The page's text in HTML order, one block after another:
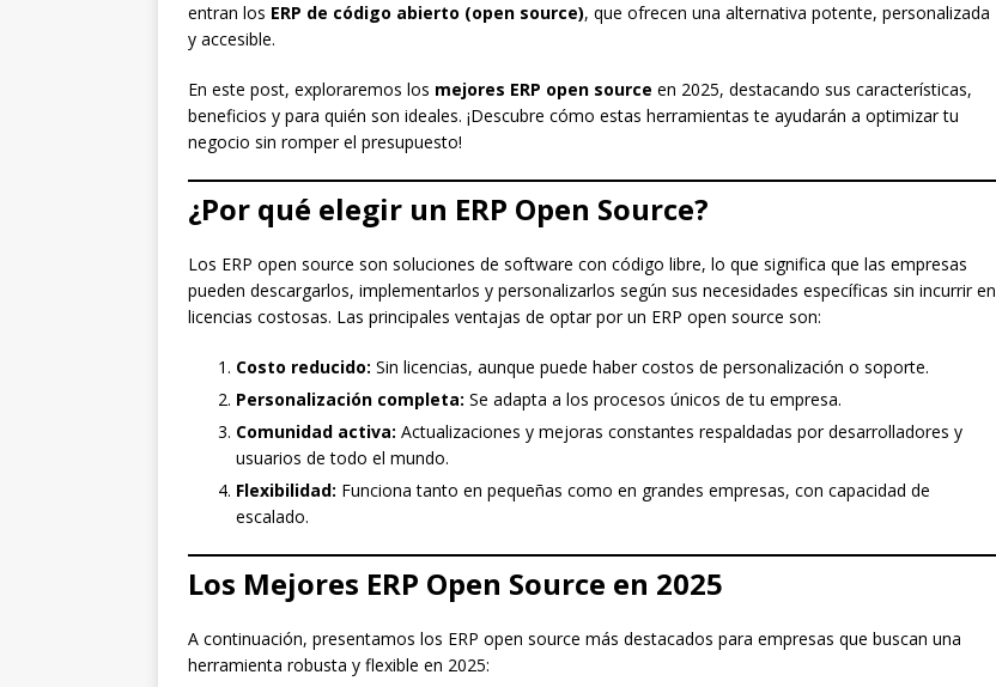
entran los ERP de código abierto (open source), que ofrecen una alternativa potente, personalizada
y accesible.
En este post, exploraremos los mejores ERP open source en 2025, destacando sus características,
beneficios y para quién son ideales. ¡Descubre cómo estas herramientas te ayudarán a optimizar tu
negocio sin romper el presupuesto!
¿Por qué elegir un ERP Open Source?
Los ERP open source son soluciones de software con código libre, lo que significa que las empresas
pueden descargarlos, implementarlos y personalizarlos según sus necesidades específicas sin incurrir en
licencias costosas. Las principales ventajas de optar por un ERP open source son:
Costo reducido: Sin licencias, aunque puede haber costos de personalización o soporte.
Personalización completa: Se adapta a los procesos únicos de tu empresa.
Comunidad activa: Actualizaciones y mejoras constantes respaldadas por desarrolladores y
usuarios de todo el mundo.
Flexibilidad: Funciona tanto en pequeñas como en grandes empresas, con capacidad de
escalado.
Los Mejores ERP Open Source en 2025
A continuación, presentamos los ERP open source más destacados para empresas que buscan una
herramienta robusta y flexible en 2025: